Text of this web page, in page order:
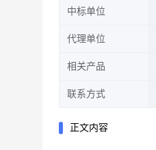
中标单位
代理单位
相关产品
联系方式
正文内容